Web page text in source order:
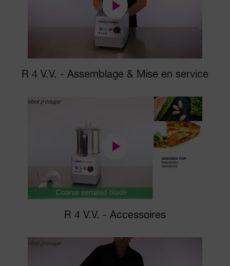
R 4 V.V. - Assemblage & Mise en service
R 4 V.V. - Accessoires